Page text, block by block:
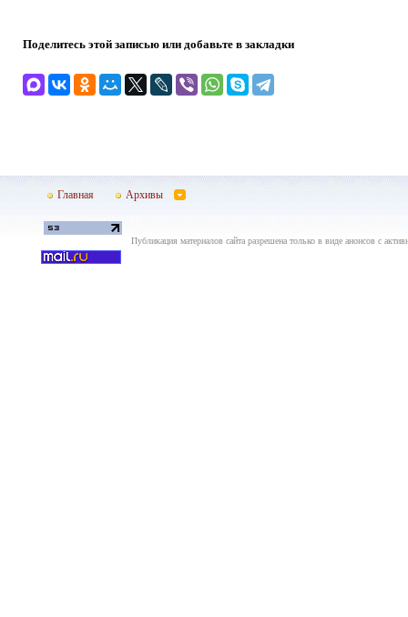
Поделитесь этой записью или добавьте в закладки
Главная Архивы
Публикация материалов сайта разрешена только в виде анонсов с